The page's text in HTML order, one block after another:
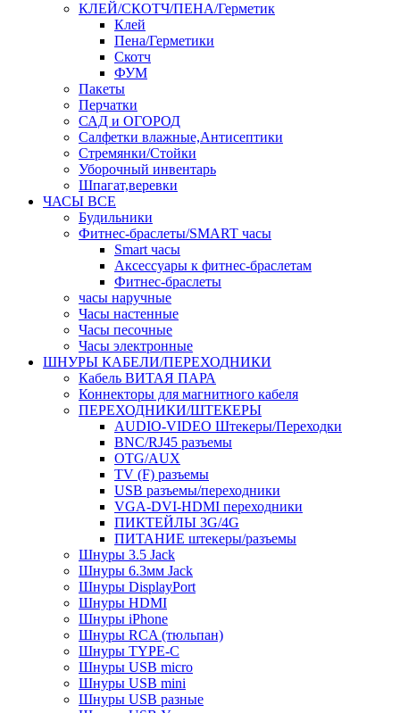
КЛЕЙ/СКОТЧ/ПЕНА/Герметик
Клей
Пена/Герметики
Скотч
ФУМ
Пакеты
Перчатки
САД и ОГОРОД
Салфетки влажные,Антисептики
Стремянки/Стойки
Уборочный инвентарь
Шпагат,веревки
ЧАСЫ ВСЕ
Будильники
Фитнес-браслеты/SMART часы
Smart часы
Аксессуары к фитнес-браслетам
Фитнес-браслеты
часы наручные
Часы настенные
Часы песочные
Часы электронные
ШНУРЫ КАБЕЛИ/ПЕРЕХОДНИКИ
Кабель ВИТАЯ ПАРА
Коннекторы для магнитного кабеля
ПЕРЕХОДНИКИ/ШТЕКЕРЫ
AUDIO-VIDEO Штекеры/Переходки
BNC/RJ45 разъемы
OTG/AUX
TV (F) разъемы
USB разъемы/переходники
VGA-DVI-HDMI переходники
ПИКТЕЙЛЫ 3G/4G
ПИТАНИЕ штекеры/разъемы
Шнуры 3.5 Jack
Шнуры 6.3мм Jack
Шнуры DisplayPort
Шнуры HDMI
Шнуры iPhone
Шнуры RCA (тюльпан)
Шнуры TYPE-C
Шнуры USB micro
Шнуры USB mini
Шнуры USB разные